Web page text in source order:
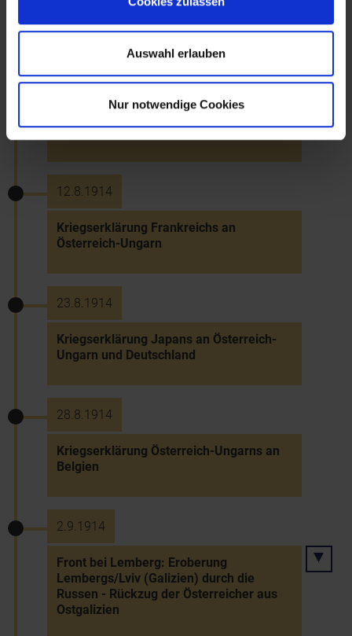
Auswahl erlauben
Nur notwendige Cookies
Kriegserklärung Österreich-Ungarns an
12.8.1914
Kriegserklärung Englands an Österreich-
Ungarn
12.8.1914
Kriegserklärung Frankreichs an
Österreich-Ungarn
23.8.1914
Kriegserklärung Japans an Österreich-
Ungarn und Deutschland
28.8.1914
Kriegserklärung Österreich-Ungarns an
Belgien
2.9.1914
Front bei Lemberg: Eroberung
Lembergs/Lviv (Galizien) durch die
Russen - Rückzug der Österreicher aus
Ostgalizien